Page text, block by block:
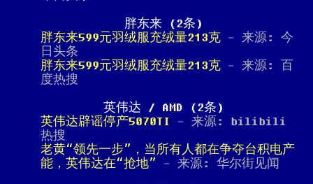
胖东来 (2条)
胖东来599元羽绒服充绒量213克 - 来源: 今
日头条
胖东来599元羽绒服充绒量213克 - 来源: 百
度热搜
英伟达 / AMD (2条)
英伟达辟谣停产5070TI
- 来源: bilibili
热搜
老黄“领先一步”，当所有人都在争夺台积电产
能，英伟达在“抢地” - 来源: 华尔街见闻